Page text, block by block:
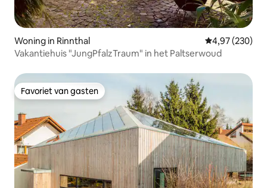
Woning in Rinnthal Gemiddelde
4,97 (230)
Vakantiehuis "JungPfalzTraum" in het Paltserwoud
Favoriet van gasten
Favoriet van gasten